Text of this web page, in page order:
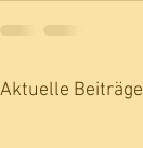
Aktuelle Beiträge